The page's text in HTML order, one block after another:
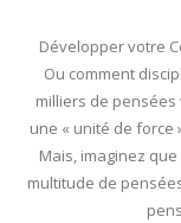
Développer votre
Ou comment
milliers de
une « unité de force
Mais, imaginez
multitude de